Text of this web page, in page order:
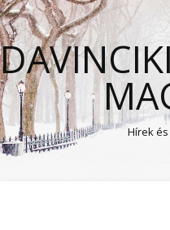
Hírek